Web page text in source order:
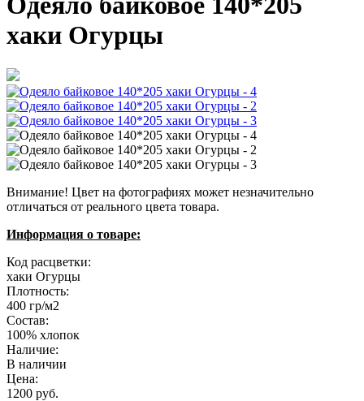
хаки Огурцы
Внимание! Цвет на фотографиях может незначительно
отличаться от реального цвета товара.
Информация о товаре:
Код расцветки:
хаки Огурцы
Плотность:
400 гр/м2
Состав:
100% хлопок
Наличие:
В наличии
Цена:
1200 руб.